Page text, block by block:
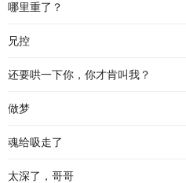
哪里重了？
兄控
还要哄一下你，你才肯叫我？
做梦
魂给吸走了
太深了，哥哥